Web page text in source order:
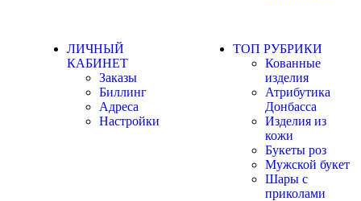
ЛИЧНЫЙ
КАБИНЕТ
Заказы
Биллинг
Адреса
Настройки
ТОП РУБРИКИ
Кованные
изделия
Атрибутика
Донбасса
Изделия из
кожи
Букеты роз
Мужской букет
Шары с
приколами